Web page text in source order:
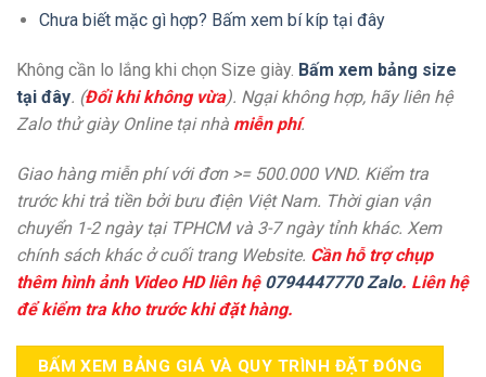
Chưa biết mặc gì hợp? Bấm xem bí kíp tại đây
Không cần lo lắng khi chọn Size giày. Bấm xem bảng size
tại đây. (Đổi khi không vừa). Ngại không hợp, hãy liên hệ
Zalo thử giày Online tại nhà miễn phí.
Giao hàng miễn phí với đơn >= 500.000 VND. Kiểm tra
trước khi trả tiền bởi bưu điện Việt Nam. Thời gian vận
chuyển 1-2 ngày tại TPHCM và 3-7 ngày tỉnh khác. Xem
chính sách khác ở cuối trang Website. Cần hỗ trợ chụp
thêm hình ảnh Video HD liên hệ 0794447770 Zalo. Liên hệ
để kiểm tra kho trước khi đặt hàng.
BẤM XEM BẢNG GIÁ VÀ QUY TRÌNH ĐẶT ĐÓNG